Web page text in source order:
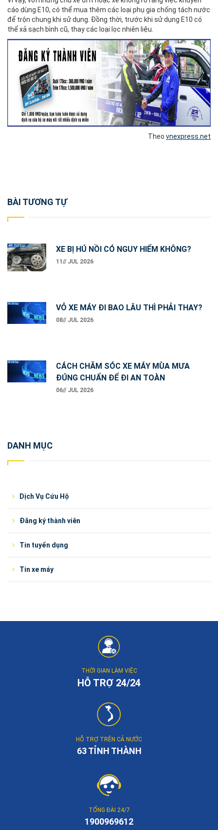
cáo dùng E10, có thể mua thêm các loại phụ gia chống tách nước
để trộn chung khi sử dụng. Đồng thời, trước khi sử dụng E10 có
thể xả sạch bình cũ, thay các loại lọc nhiên liệu.
Theo vnexpress.net
Post
navigation
BÀI TƯƠNG TỰ
XE BỊ HÚ NỒI CÓ NGUY HIỂM KHÔNG?
11// JUL 2026
VỎ XE MÁY ĐI BAO LÂU THÌ PHẢI THAY?
08// JUL 2026
CÁCH CHĂM SÓC XE MÁY MÙA MƯA
ĐÚNG CHUẨN ĐỂ ĐI AN TOÀN
06// JUL 2026
DANH MỤC
Dịch Vụ Cứu Hộ
Đăng ký thành viên
Tin tuyển dụng
Tin xe máy
THỜI GIAN LÀM VIỆC
HỖ TRỢ 24/24
HỖ TRỢ TRÊN CẢ NƯỚC
63 TỈNH THÀNH
TỔNG ĐÀI 24/7
1900969612